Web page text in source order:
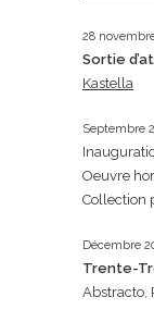
28
Sortie
Kastella
Septembre
Oeuvre
Collection
Décembre
Trente-
Abstracto,